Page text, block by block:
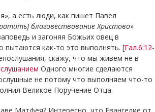
а есть люди, как пишет Павел
благовествование Христово»
и загоняя Божьих овец в
пытаются как-то это выполнять. [Гал.6:12-
скажу, что мы живем не в
Одного многие сделаются
не потому что выполняем что-то
Великое Поручение Отца.